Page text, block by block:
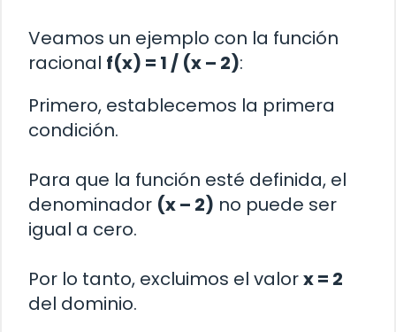
Veamos un ejemplo con la función
racional f(x) = 1 / (x – 2):
Primero, establecemos la primera
condición.
Para que la función esté definida, el
denominador (x – 2) no puede ser
igual a cero.
Por lo tanto, excluimos el valorx = 2
del dominio.